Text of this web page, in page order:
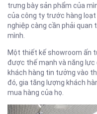
trưng bày sản phẩm của
của công ty trước hàng loạt
nghiệp càng cần phải
mình.
Một thiết kế showroom ấn
được thế mạnh và năng lực
khách hàng tin tưởng vào
đó, gia tăng lượng khách
mua hàng của họ.